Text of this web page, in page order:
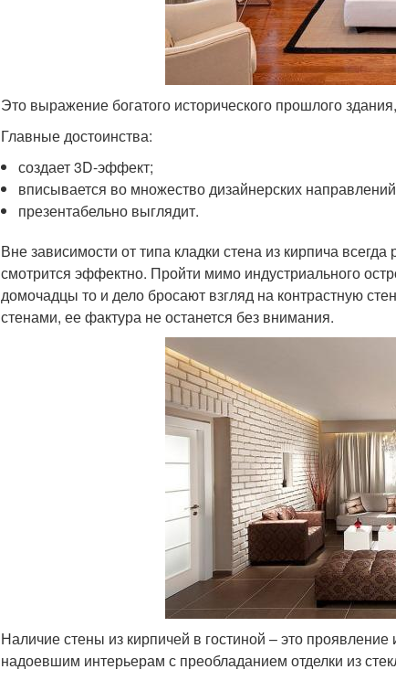
Это выражение богатого исторического прошлого
Главные достоинства:
создает 3D-эффект;
вписывается во множество дизайнерских
презентабельно выглядит.
Вне зависимости от типа кладки стена из кирпича
смотрится эффектно. Пройти мимо индустриального
домочадцы то и дело бросают взгляд на контрастную
стенами, ее фактура не останется без внимания.
Наличие стены из кирпичей в гостиной – это
надоевшим интерьерам с преобладанием отделки из